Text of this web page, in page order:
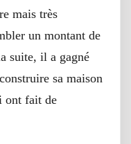
mais très
un montant de
suite, il a gagné
sa maison
ont fait de